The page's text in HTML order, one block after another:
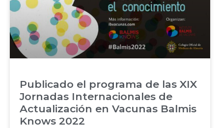
Publicado el programa de las XIX
Jornadas Internacionales de
Actualización en Vacunas Balmis
Knows 2022